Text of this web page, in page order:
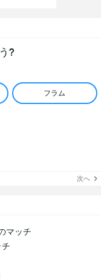
?
フラム
次へ
マッチ